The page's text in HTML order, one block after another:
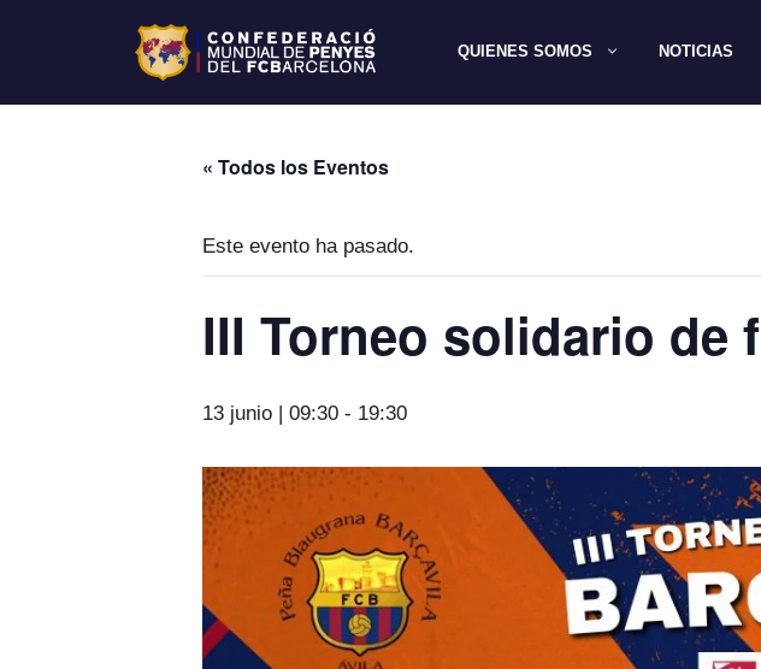
QUIENES SOMOS NOTICIAS
« Todos los Eventos
Este evento ha pasado.
III Torneo solidario de
13 junio | 09:30 - 19:30